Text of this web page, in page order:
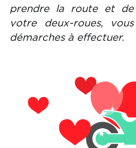
prendre la route et
votre deux-roues,
démarches à effectuer.